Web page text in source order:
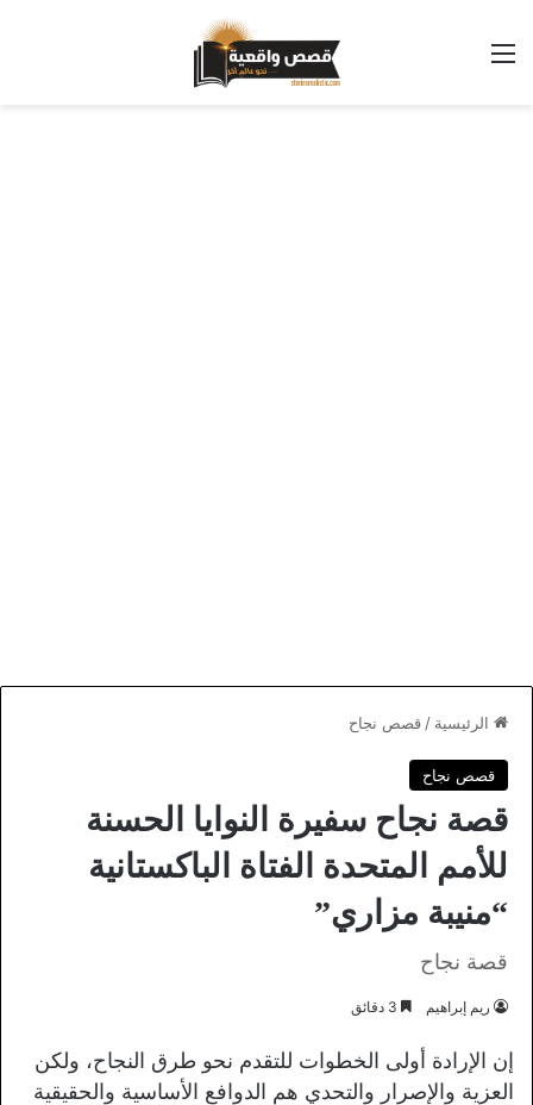
القائمة
الرئيسية / قصص نجاح
قصص نجاح
قصة نجاح سفيرة النوايا الحسنة
للأمم المتحدة الفتاة الباكستانية
“منيبة مزاري”
قصة نجاح
ريم إبراهيم
إن الإرادة أولى الخطوات للتقدم نحو طرق النجاح، ولكن
العزية والإصرار والتحدي هم الدوافع الأساسية والحقيقية